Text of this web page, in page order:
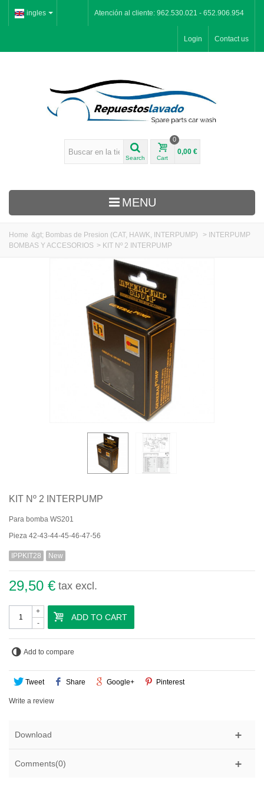
Atención al cliente: 962.530.021 - 652.906.954
ingles
Contact us
Login
Search Cart
0
0,00 €
MENU
Inicio
Home &gt; Bombas de Presion (CAT, HAWK, INTERPUMP) > INTERPUMP
BOMBAS Y ACCESORIOS > KIT Nº 2 INTERPUMP
KIT Nº 2 INTERPUMP
Para bomba WS201
Pieza 42-43-44-45-46-47-56
IPPKIT28 New
29,50 € tax excl.
-
+
ADD TO CART
Add to compare
Tweet Share Google+ Pinterest
Write a review
Download
Comments(0)